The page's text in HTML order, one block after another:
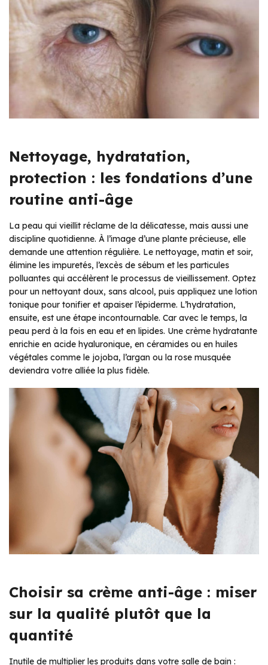
Nettoyage, hydratation,
protection : les fondations d’une
routine anti-âge
La peau qui vieillit réclame de la délicatesse, mais aussi une
discipline quotidienne. À l’image d’une plante précieuse, elle
demande une attention régulière. Le nettoyage, matin et soir,
élimine les impuretés, l’excès de sébum et les particules
polluantes qui accélèrent le processus de vieillissement. Optez
pour un nettoyant doux, sans alcool, puis appliquez une lotion
tonique pour tonifier et apaiser l’épiderme. L’hydratation,
ensuite, est une étape incontournable. Car avec le temps, la
peau perd à la fois en eau et en lipides. Une crème hydratante
enrichie en acide hyaluronique, en céramides ou en huiles
végétales comme le jojoba, l’argan ou la rose musquée
deviendra votre alliée la plus fidèle.
Choisir sa crème anti-âge : miser
sur la qualité plutôt que la
quantité
Inutile de multiplier les produits dans votre salle de bain :